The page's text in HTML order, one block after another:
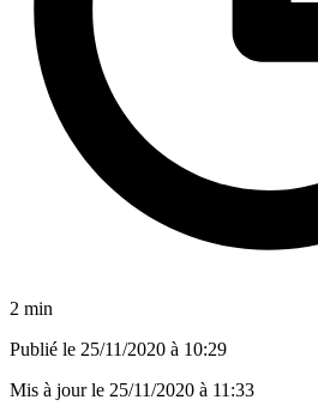
2 min
Publié le 25/11/2020 à 10:29
Mis à jour le 25/11/2020 à 11:33